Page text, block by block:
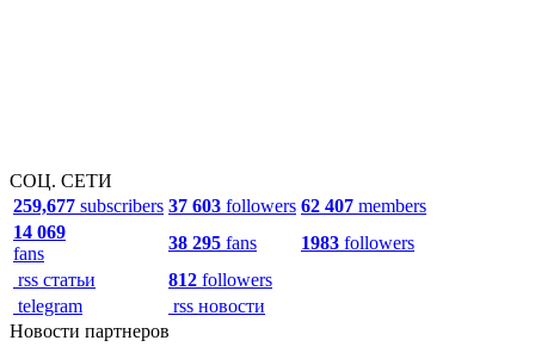
СОЦ. СЕТИ
259,677 subscribers 37 603 followers 62 407 members
14 069
fans
38 295 fans 1983 followers
rss статьи
812 followers
telegram
rss новости
Новости партнеров